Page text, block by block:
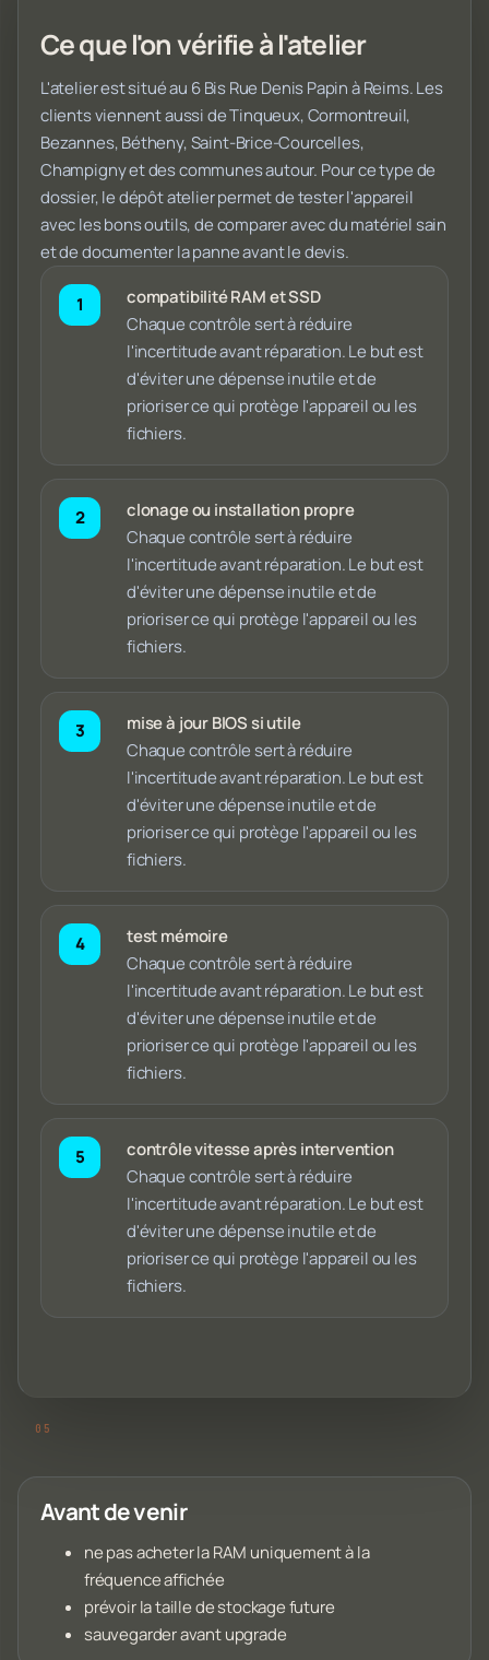
Ce que l'on vérifie à l'atelier
L'atelier est situé au 6 Bis Rue Denis Papin à Reims. Les
clients viennent aussi de Tinqueux, Cormontreuil,
Bezannes, Bétheny, Saint-Brice-Courcelles,
Champigny et des communes autour. Pour ce type de
dossier, le dépôt atelier permet de tester l'appareil
avec les bons outils, de comparer avec du matériel sain
et de documenter la panne avant le devis.
compatibilité RAM et SSD
Chaque contrôle sert à réduire
l'incertitude avant réparation. Le but est
d'éviter une dépense inutile et de
prioriser ce qui protège l'appareil ou les
fichiers.
clonage ou installation propre
Chaque contrôle sert à réduire
l'incertitude avant réparation. Le but est
d'éviter une dépense inutile et de
prioriser ce qui protège l'appareil ou les
fichiers.
mise à jour BIOS si utile
Chaque contrôle sert à réduire
l'incertitude avant réparation. Le but est
d'éviter une dépense inutile et de
prioriser ce qui protège l'appareil ou les
fichiers.
test mémoire
Chaque contrôle sert à réduire
l'incertitude avant réparation. Le but est
d'éviter une dépense inutile et de
prioriser ce qui protège l'appareil ou les
fichiers.
contrôle vitesse après intervention
Chaque contrôle sert à réduire
l'incertitude avant réparation. Le but est
d'éviter une dépense inutile et de
prioriser ce qui protège l'appareil ou les
fichiers.
Avant de venir
ne pas acheter la RAM uniquement à la
fréquence affichée
prévoir la taille de stockage future
sauvegarder avant upgrade